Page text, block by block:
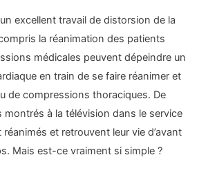
excellent travail de distorsion de la
la réanimation des patients
médicales peuvent dépeindre un
en train de se faire réanimer et
de compressions thoraciques. De
montrés à la télévision dans le service
et retrouvent leur vie d’avant
Mais est-ce vraiment si simple ?